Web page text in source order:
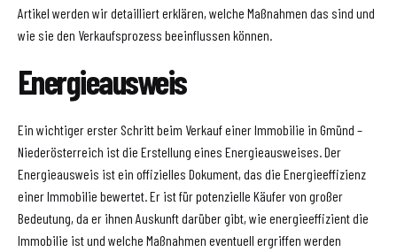
Artikel werden wir detailliert erklären, welche Maßnahmen das sind und
wie sie den Verkaufsprozess beeinflussen können.
Energieausweis
Ein wichtiger erster Schritt beim Verkauf einer Immobilie in Gmünd –
Niederösterreich ist die Erstellung eines Energieausweises. Der
Energieausweis ist ein offizielles Dokument, das die Energieeffizienz
einer Immobilie bewertet. Er ist für potenzielle Käufer von großer
Bedeutung, da er ihnen Auskunft darüber gibt, wie energieeffizient die
Immobilie ist und welche Maßnahmen eventuell ergriffen werden